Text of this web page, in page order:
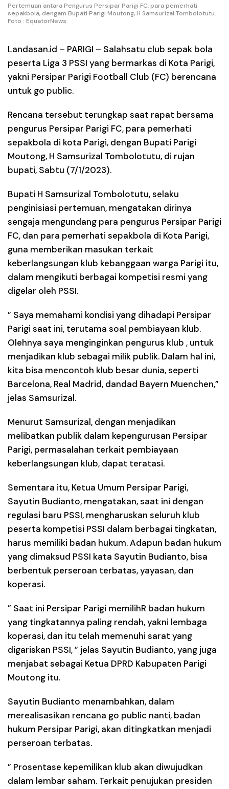
Pertemuan antara Pengurus Persipar Parigi FC, para pemerhati
sepakbola, dengam Bupati Parigi Moutong, H Samsurizal Tombolotutu.
Foto : EquatorNews
Landasan.id – PARIGI – Salahsatu club sepak bola
peserta Liga 3 PSSI yang bermarkas di Kota Parigi,
yakni Persipar Parigi Football Club (FC) berencana
untuk go public.
Rencana tersebut terungkap saat rapat bersama
pengurus Persipar Parigi FC, para pemerhati
sepakbola di kota Parigi, dengan Bupati Parigi
Moutong, H Samsurizal Tombolotutu, di rujan
bupati, Sabtu (7/1/2023).
Bupati H Samsurizal Tombolotutu, selaku
penginisiasi pertemuan, mengatakan dirinya
sengaja mengundang para pengurus Persipar Parigi
FC, dan para pemerhati sepakbola di Kota Parigi,
guna memberikan masukan terkait
keberlangsungan klub kebanggaan warga Parigi itu,
dalam mengikuti berbagai kompetisi resmi yang
digelar oleh PSSI.
” Saya memahami kondisi yang dihadapi Persipar
Parigi saat ini, terutama soal pembiayaan klub.
Olehnya saya menginginkan pengurus klub , untuk
menjadikan klub sebagai milik publik. Dalam hal ini,
kita bisa mencontoh klub besar dunia, seperti
Barcelona, Real Madrid, dandad Bayern Muenchen,”
jelas Samsurizal.
Menurut Samsurizal, dengan menjadikan
melibatkan publik dalam kepengurusan Persipar
Parigi, permasalahan terkait pembiayaan
keberlangsungan klub, dapat teratasi.
Sementara itu, Ketua Umum Persipar Parigi,
Sayutin Budianto, mengatakan, saat ini dengan
regulasi baru PSSI, mengharuskan seluruh klub
peserta kompetisi PSSI dalam berbagai tingkatan,
harus memiliki badan hukum. Adapun badan hukum
yang dimaksud PSSI kata Sayutin Budianto, bisa
berbentuk perseroan terbatas, yayasan, dan
koperasi.
” Saat ini Persipar Parigi memilihR badan hukum
yang tingkatannya paling rendah, yakni lembaga
koperasi, dan itu telah memenuhi sarat yang
digariskan PSSI, ” jelas Sayutin Budianto, yang juga
menjabat sebagai Ketua DPRD Kabupaten Parigi
Moutong itu.
Sayutin Budianto menambahkan, dalam
merealisasikan rencana go public nanti, badan
hukum Persipar Parigi, akan ditingkatkan menjadi
perseroan terbatas.
” Prosentase kepemilikan klub akan diwujudkan
dalam lembar saham. Terkait penujukan presiden